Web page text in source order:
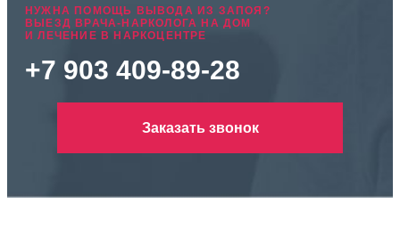
НУЖНА ПОМОЩЬ ВЫВОДА ИЗ ЗАПОЯ?
ВЫЕЗД ВРАЧА-НАРКОЛОГА НА ДОМ
И ЛЕЧЕНИЕ В НАРКОЦЕНТРЕ
+7 903 409-89-28
Заказать звонок